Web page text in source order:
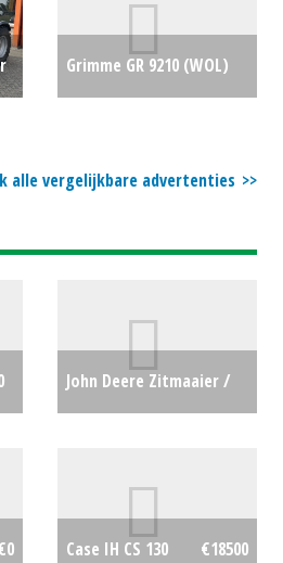
Grimme GR 9210 (WOL)
alle vergelijkbare advertenties
John Deere Zitmaaier /
Case IH CS 130 €18500